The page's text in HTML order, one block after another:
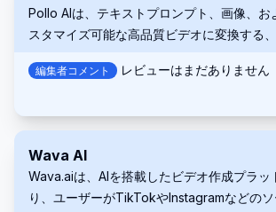
Pollo AIは、テキストプロンプト、画像、お
スタマイズ可能な高品質ビデオに変換する
編集者コメント レビューはまだありません
Wava AI
Wava.aiは、AIを搭載したビデオ作成プラッ
り、ユーザーがTikTokやInstagramなどのソ